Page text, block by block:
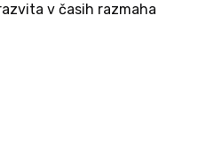
v časih razmaha
najprej za računalnik
še...